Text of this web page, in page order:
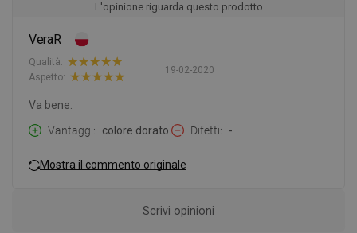
L'opinione riguarda questo prodotto
VeraR
19-02-2020
Qualità:
Aspetto:
Va bene.
Vantaggi
colore dorato. Difetti -
Mostra il commento originale
Scrivi opinioni